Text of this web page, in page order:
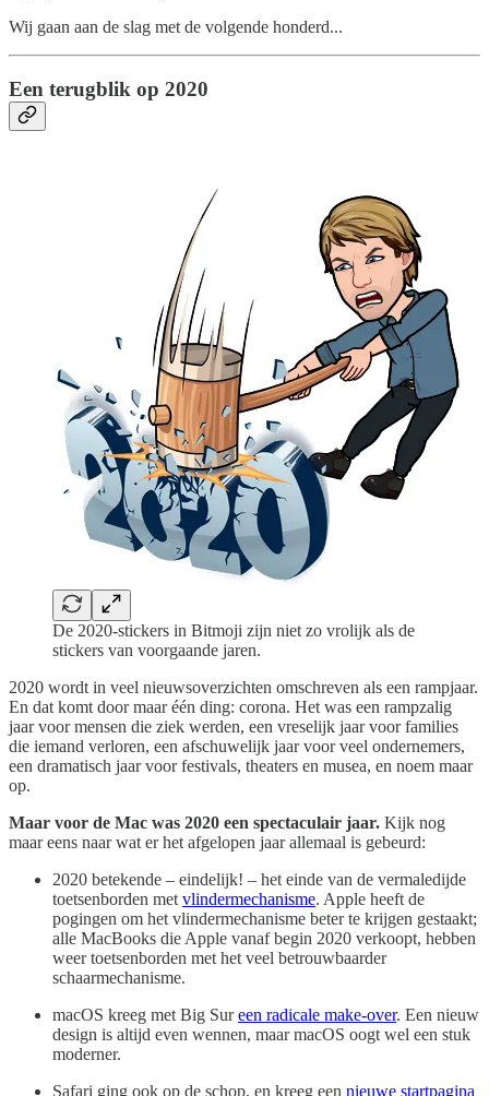
Wij gaan aan de slag met de volgende honderd...
Een terugblik op 2020
De 2020-stickers in Bitmoji zijn niet zo vrolijk als de
stickers van voorgaande jaren.
2020 wordt in veel nieuwsoverzichten omschreven als een rampjaar.
En dat komt door maar één ding: corona. Het was een rampzalig
jaar voor mensen die ziek werden, een vreselijk jaar voor families
die iemand verloren, een afschuwelijk jaar voor veel ondernemers,
een dramatisch jaar voor festivals, theaters en musea, en noem maar
op.
Maar voor de Mac was 2020 een spectaculair jaar. Kijk nog
maar eens naar wat er het afgelopen jaar allemaal is gebeurd:
2020 betekende – eindelijk! – het einde van de vermaledijde
toetsenborden metvlindermechanisme. Apple heeft de
pogingen om het vlindermechanisme beter te krijgen gestaakt;
alle MacBooks die Apple vanaf begin 2020 verkoopt, hebben
weer toetsenborden met het veel betrouwbaarder
schaarmechanisme.
macOS kreeg met Big Sureen radicale make-over. Een nieuw
design is altijd even wennen, maar macOS oogt wel een stuk
moderner.
Safari ging ook op de schop, en kreeg een nieuwe startpagina